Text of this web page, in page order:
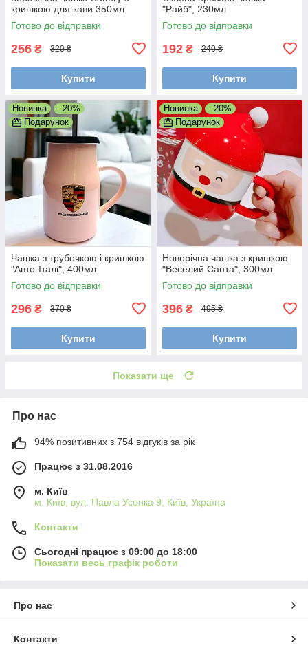
кришкою для кави 350мл
Готово до відправки
256 ₴ 320 ₴
Купити
"Райб", 230мл
Готово до відправки
192 ₴ 240 ₴
Купити
Новинка
–20%
Подарунок
Чашка з трубочкою і кришкою
"Авто-Італі", 400мл
Готово до відправки
296 ₴ 370 ₴
Купити
Новинка
–20%
Подарунок
Новорічна чашка з кришкою
"Веселий Санта", 300мл
Готово до відправки
396 ₴ 495 ₴
Купити
Показати ще
Про нас
94% позитивних з 754 відгуків за рік
Працює з 31.08.2016
м. Київ
м. Київ, вул. Павла Усенка 9, Київ, Україна
Контакти
Сьогодні працює з 09:00 до 18:00
Показати весь графік роботи
Про нас
Контакти